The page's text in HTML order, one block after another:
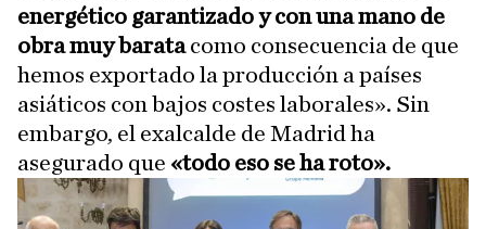
energético garantizado y con una mano de
obra muy baratacomo consecuencia de que
hemos exportado la producción a países
asiáticos con bajos costes laborales». Sin
embargo, el exalcalde de Madrid ha
asegurado que «todo eso se ha roto».